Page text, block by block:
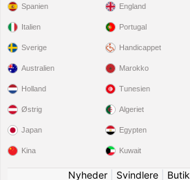
Spanien
Italien
Sverige
England
Portugal
Handicappet
Australien
Holland
Østrig
Japan
Kina
Marokko
Tunesien
Algeriet
Egypten
Kuwait
Nyheder| Svindlere| Butik